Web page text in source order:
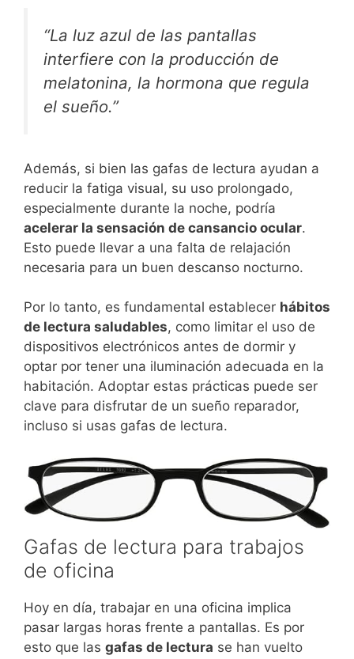
“La luz azul de las pantallas
interfiere con la producción de
melatonina, la hormona que regula
el sueño.”
Además, si bien las gafas de lectura ayudan a
reducir la fatiga visual, su uso prolongado,
especialmente durante la noche, podría
acelerar la sensación de cansancio ocular.
Esto puede llevar a una falta de relajación
necesaria para un buen descanso nocturno.
Por lo tanto, es fundamental establecer hábitos
de lectura saludables, como limitar el uso de
dispositivos electrónicos antes de dormir y
optar por tener una iluminación adecuada en la
habitación. Adoptar estas prácticas puede ser
clave para disfrutar de un sueño reparador,
incluso si usas gafas de lectura.
Gafas de lectura para trabajos
de oficina
Hoy en día, trabajar en una oficina implica
pasar largas horas frente a pantallas. Es por
esto que las gafas de lectura se han vuelto